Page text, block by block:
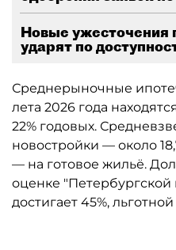
Новые ужесточения
ударят по
Среднерыночные
лета 2026 года
22% годовых.
новостройки — около
— на готовое жильё.
оценке
достигает 45%,